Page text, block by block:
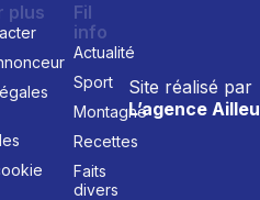
Site réalisé par
L’agence
plus
Fil
info
Actualité
Sport
Montagne
Recettes
Faits
divers